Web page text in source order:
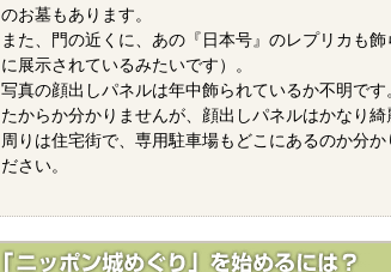
のお墓もあります。
また、門の近くに、あの『日本号』のレプリカも
に展示されているみたいです）。
写真の顔出しパネルは年中飾られているか不明で
たからか分かりませんが、顔出しパネルはかなり綺
周りは住宅街で、専用駐車場もどこにあるのか分
ださい。